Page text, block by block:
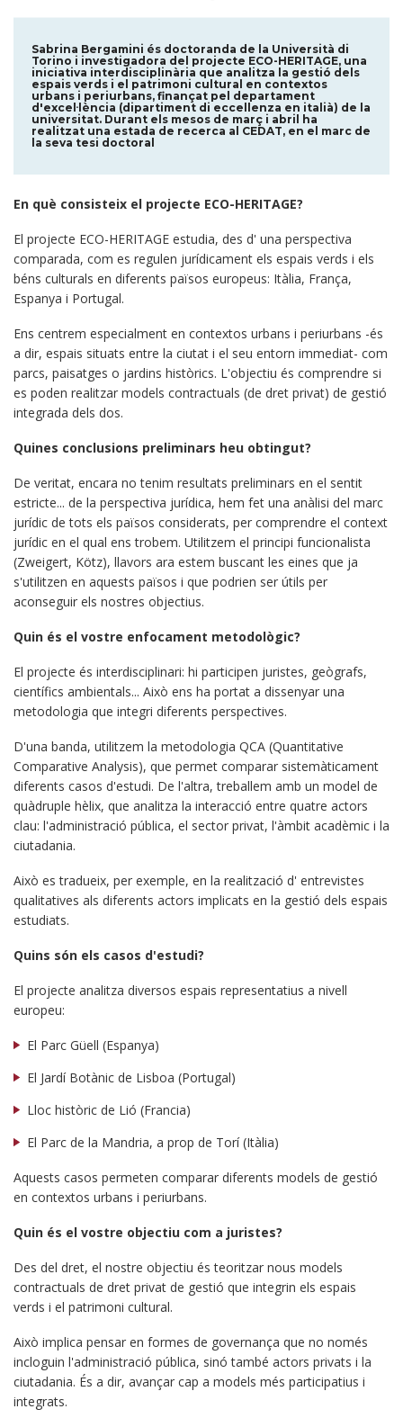
Sabrina Bergamini és doctoranda de la Università di
Torino i investigadora del projecte ECO-HERITAGE, una
iniciativa interdisciplinària que analitza la gestió dels
espais verds i el patrimoni cultural en contextos
urbans i periurbans, finançat pel departament
d'excel·lència (dipartiment di eccellenza en italià) de la
universitat. Durant els mesos de març i abril ha
realitzat una estada de recerca al CEDAT, en el marc de
la seva tesi doctoral
En què consisteix el projecte ECO-HERITAGE?
El projecte ECO-HERITAGE estudia, des d' una perspectiva
comparada, com es regulen jurídicament els espais verds i els
béns culturals en diferents països europeus: Itàlia, França,
Espanya i Portugal.
Ens centrem especialment en contextos urbans i periurbans -és
a dir, espais situats entre la ciutat i el seu entorn immediat- com
parcs, paisatges o jardins històrics. L'objectiu és comprendre si
es poden realitzar models contractuals (de dret privat) de gestió
integrada dels dos.
Quines conclusions preliminars heu obtingut?
De veritat, encara no tenim resultats preliminars en el sentit
estricte... de la perspectiva jurídica, hem fet una anàlisi del marc
jurídic de tots els països considerats, per comprendre el context
jurídic en el qual ens trobem. Utilitzem el principi funcionalista
(Zweigert, Kötz), llavors ara estem buscant les eines que ja
s'utilitzen en aquests països i que podrien ser útils per
aconseguir els nostres objectius.
Quin és el vostre enfocament metodològic?
El projecte és interdisciplinari: hi participen juristes, geògrafs,
científics ambientals... Això ens ha portat a dissenyar una
metodologia que integri diferents perspectives.
D'una banda, utilitzem la metodologia QCA (Quantitative
Comparative Analysis), que permet comparar sistemàticament
diferents casos d'estudi. De l'altra, treballem amb un model de
quàdruple hèlix, que analitza la interacció entre quatre actors
clau: l'administració pública, el sector privat, l'àmbit acadèmic i la
ciutadania.
Això es tradueix, per exemple, en la realització d' entrevistes
qualitatives als diferents actors implicats en la gestió dels espais
estudiats.
Quins són els casos d'estudi?
El projecte analitza diversos espais representatius a nivell
europeu:
El Parc Güell (Espanya)
El Jardí Botànic de Lisboa (Portugal)
Lloc històric de Lió (Francia)
El Parc de la Mandria, a prop de Torí (Itàlia)
Aquests casos permeten comparar diferents models de gestió
en contextos urbans i periurbans.
Quin és el vostre objectiu com a juristes?
Des del dret, el nostre objectiu és teoritzar nous models
contractuals de dret privat de gestió que integrin els espais
verds i el patrimoni cultural.
Això implica pensar en formes de governança que no només
incloguin l'administració pública, sinó també actors privats i la
ciutadania. És a dir, avançar cap a models més participatius i
integrats.